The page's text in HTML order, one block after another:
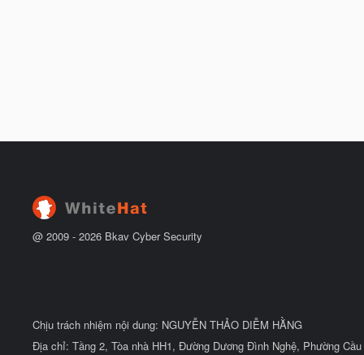
@ 2009 - 2026 Bkav Cyber Security
Chịu trách nhiệm nội dung: NGUYỄN THẢO DIỄM HẰNG
Địa chỉ: Tầng 2, Tòa nhà HH1, Đường Dương Đình Nghệ, Phường